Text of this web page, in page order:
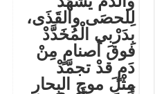
لِلحصَى والقَذَى،
بِدَرْبي الْمُخَدَّدْ
فوقَ أصنامٍ مِنْ
دَمٍ قدْ تجمَّدْ
مِثْلَ موجِ البِحارِ